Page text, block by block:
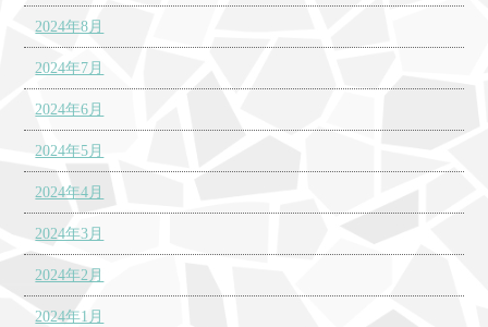
2024年8月
2024年7月
2024年6月
2024年5月
2024年4月
2024年3月
2024年2月
2024年1月